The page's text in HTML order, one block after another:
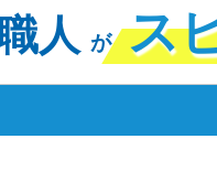
人 が ス